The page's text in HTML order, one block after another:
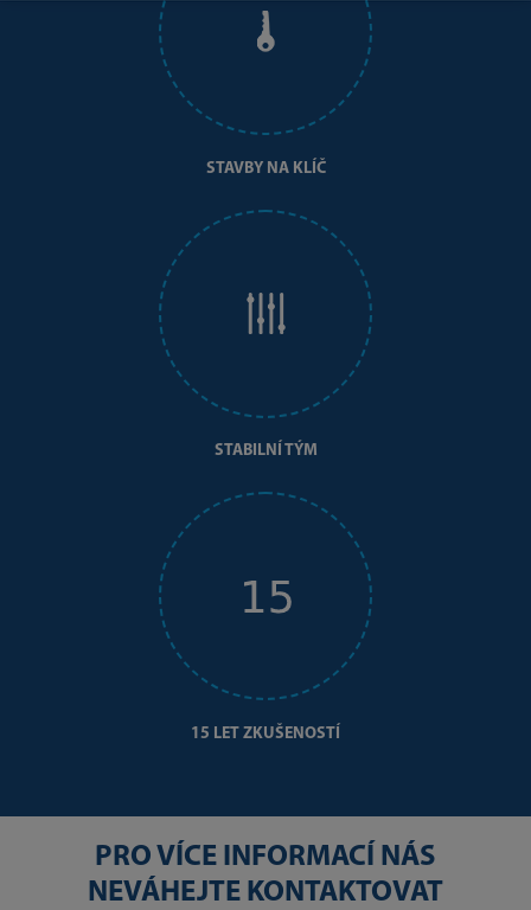
STAVBY NA KLÍČ
STABILNÍ TÝM
15 LET ZKUŠENOSTÍ
PRO VÍCE INFORMACÍ NÁS
NEVÁHEJTE KONTAKTOVAT